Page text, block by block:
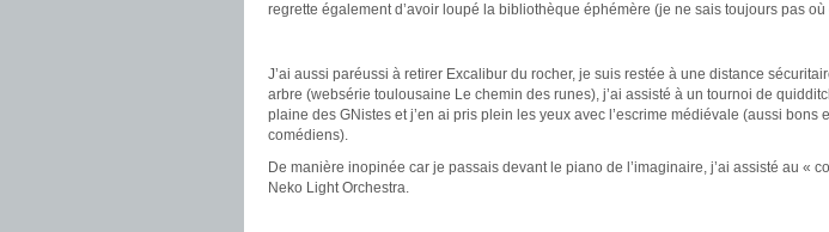
regrette également d’avoir loupé la bibliothèque éphémère (je ne sais toujours pas
J’ai aussi paréussi à retirer Excalibur du rocher, je suis restée à une distance
arbre (websérie toulousaine Le chemin des runes), j’ai assisté à un tournoi de
plaine des GNistes et j’en ai pris plein les yeux avec l’escrime médiévale (aussi bons
comédiens).
De manière inopinée car je passais devant le piano de l’imaginaire, j’ai assisté au «
Neko Light Orchestra.